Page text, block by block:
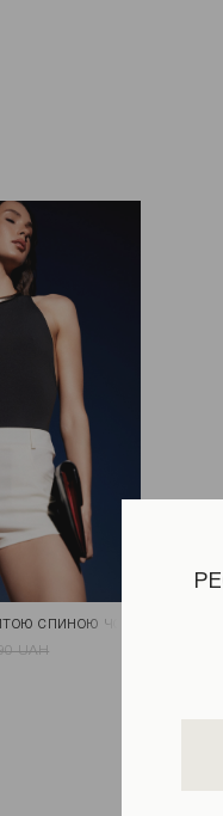
спиною чорного
UAH